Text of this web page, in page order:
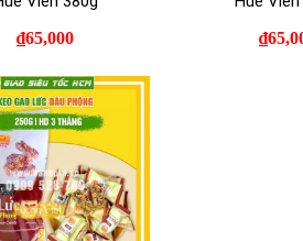
Huê Viên đã sử dụng công nghệ hiện
này.
lứt hạt điều
lứt hạt điều Tân Huê Viên là sự hòa
giải cơn đói và uống trà. Trong thời gian
là một trong những loại hạt dinh dưỡng
₫65,000 ₫